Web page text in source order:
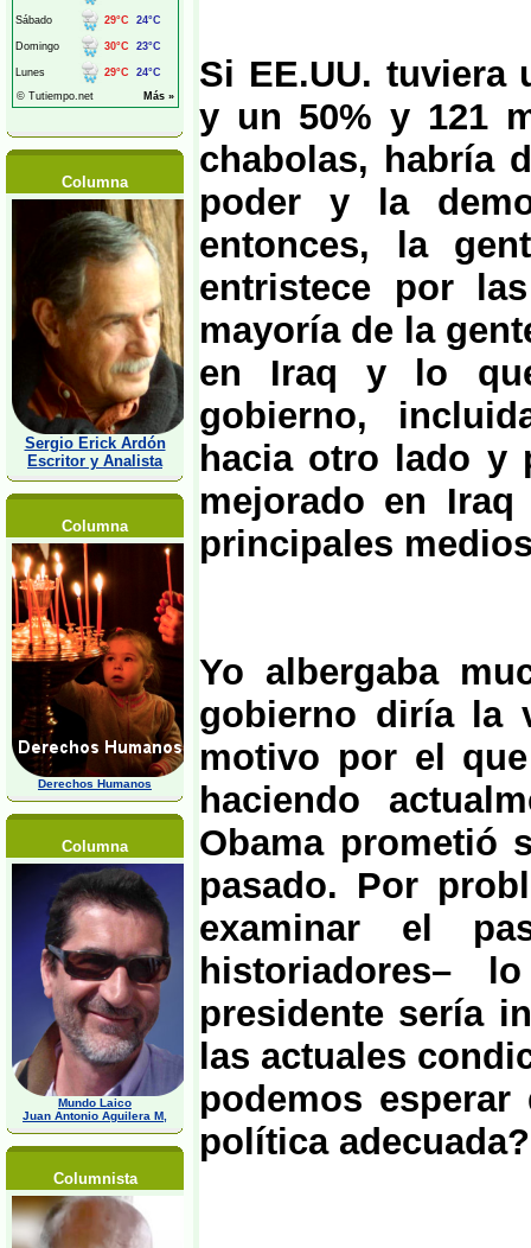
Columna
Sergio Erick Ardón
Escritor y Analista
Columna
Derechos Humanos
Columna
Mundo Laico
Juan Antonio Aguilera M,
Columnista
Si EE.UU. tuviera
y un 50% y 121
chabolas, habría
poder y la
entonces, la
entristece por
mayoría de la
en Iraq y lo
gobierno,
hacia otro lado y
mejorado en
principales
Yo albergaba
gobierno diría la
motivo por el
haciendo
Obama prometió
pasado. Por
examinar el
historiadores–
presidente sería
las actuales
podemos
política adecuada?